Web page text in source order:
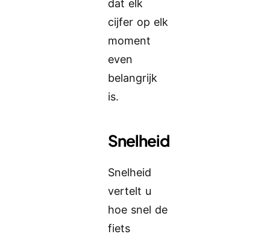
dat elk
cijfer op elk
moment
even
belangrijk
is.
Snelheid
Snelheid
vertelt u
hoe snel de
fiets